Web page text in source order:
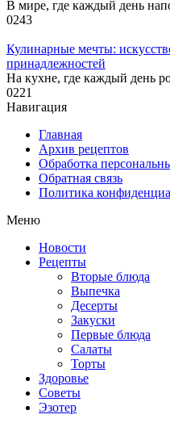
В мире, где каждый день
0243
Кулинарные мечты:
принадлежностей
На кухне, где каждый день
0221
Навигация
Главная
Архив рецептов
Обработка
Обратная связь
Политика
Меню
Новости
Рецепты
Вторые блюда
Выпечка
Десерты
Закуски
Первые блюда
Салаты
Торты
Здоровье
Советы
Эзотер